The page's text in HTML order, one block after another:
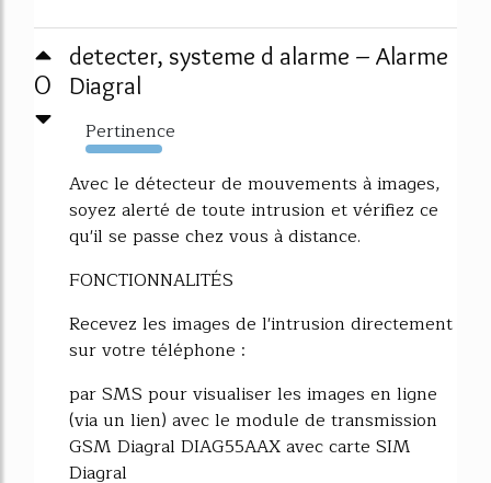
0
detecter, systeme d alarme – Alarme
Diagral
Pertinence
323%
Avec le détecteur de mouvements à images,
soyez alerté de toute intrusion et vérifiez ce
qu'il se passe chez vous à distance.
FONCTIONNALITÉS
Recevez les images de l'intrusion directement
sur votre téléphone :
par SMS pour visualiser les images en ligne
(via un lien) avec le module de transmission
GSM Diagral DIAG55AAX avec carte SIM
Diagral